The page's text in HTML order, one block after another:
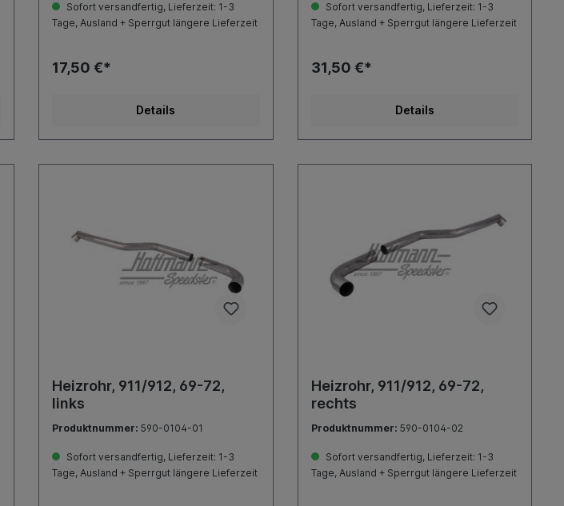
Sofort versandfertig, Lieferzeit: 1-3
Tage, Ausland + Sperrgut längere Lieferzeit
17,50 €*
Details
Sofort versandfertig, Lieferzeit: 1-3
Tage, Ausland + Sperrgut längere Lieferzeit
31,50 €*
Details
Heizrohr, 911/912, 69-72,
links
Produktnummer: 590-0104-01
Sofort versandfertig, Lieferzeit: 1-3
Tage, Ausland + Sperrgut längere Lieferzeit
Heizrohr, 911/912, 69-72,
rechts
Produktnummer: 590-0104-02
Sofort versandfertig, Lieferzeit: 1-3
Tage, Ausland + Sperrgut längere Lieferzeit